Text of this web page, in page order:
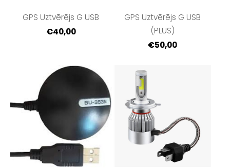
GPS Uztvērējs G USB
€40,00
GPS Uztvērējs G USB
(PLUS)
€50,00